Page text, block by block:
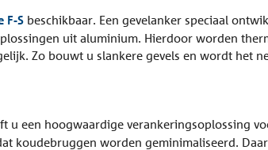
F-S beschikbaar. Een gevelanker speciaal
uit aluminium. Hierdoor worden
Zo bouwt u slankere gevels en wordt het
u een hoogwaardige verankeringsoplossing
koudebruggen worden geminimaliseerd.